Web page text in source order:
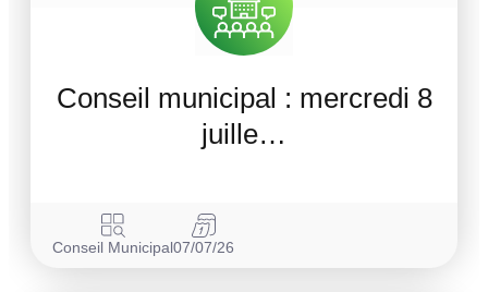
Conseil municipal : mercredi 8
juille…
Conseil Municipal07/07/26